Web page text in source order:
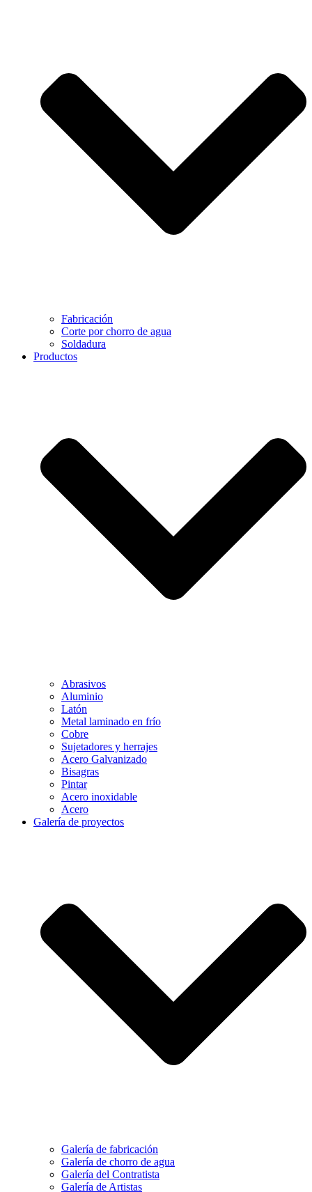
Fabricación
Corte por chorro de agua
Soldadura
Productos
Abrasivos
Aluminio
Latón
Metal laminado en frío
Cobre
Sujetadores y herrajes
Acero Galvanizado
Bisagras
Pintar
Acero inoxidable
Acero
Galería de proyectos
Galería de fabricación
Galería de chorro de agua
Galería del Contratista
Galería de Artistas